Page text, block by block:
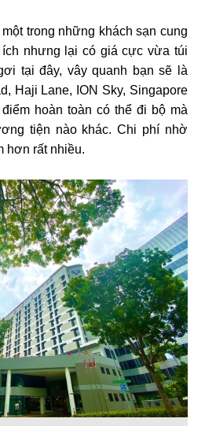
trong những khách sạn cung
nhưng lại có giá cực vừa túi
tại đây, vây quanh bạn sẽ là
Haji Lane, ION Sky, Singapore
hoàn toàn có thể đi bộ mà
tiện nào khác. Chi phí nhờ
hơn rất nhiều.